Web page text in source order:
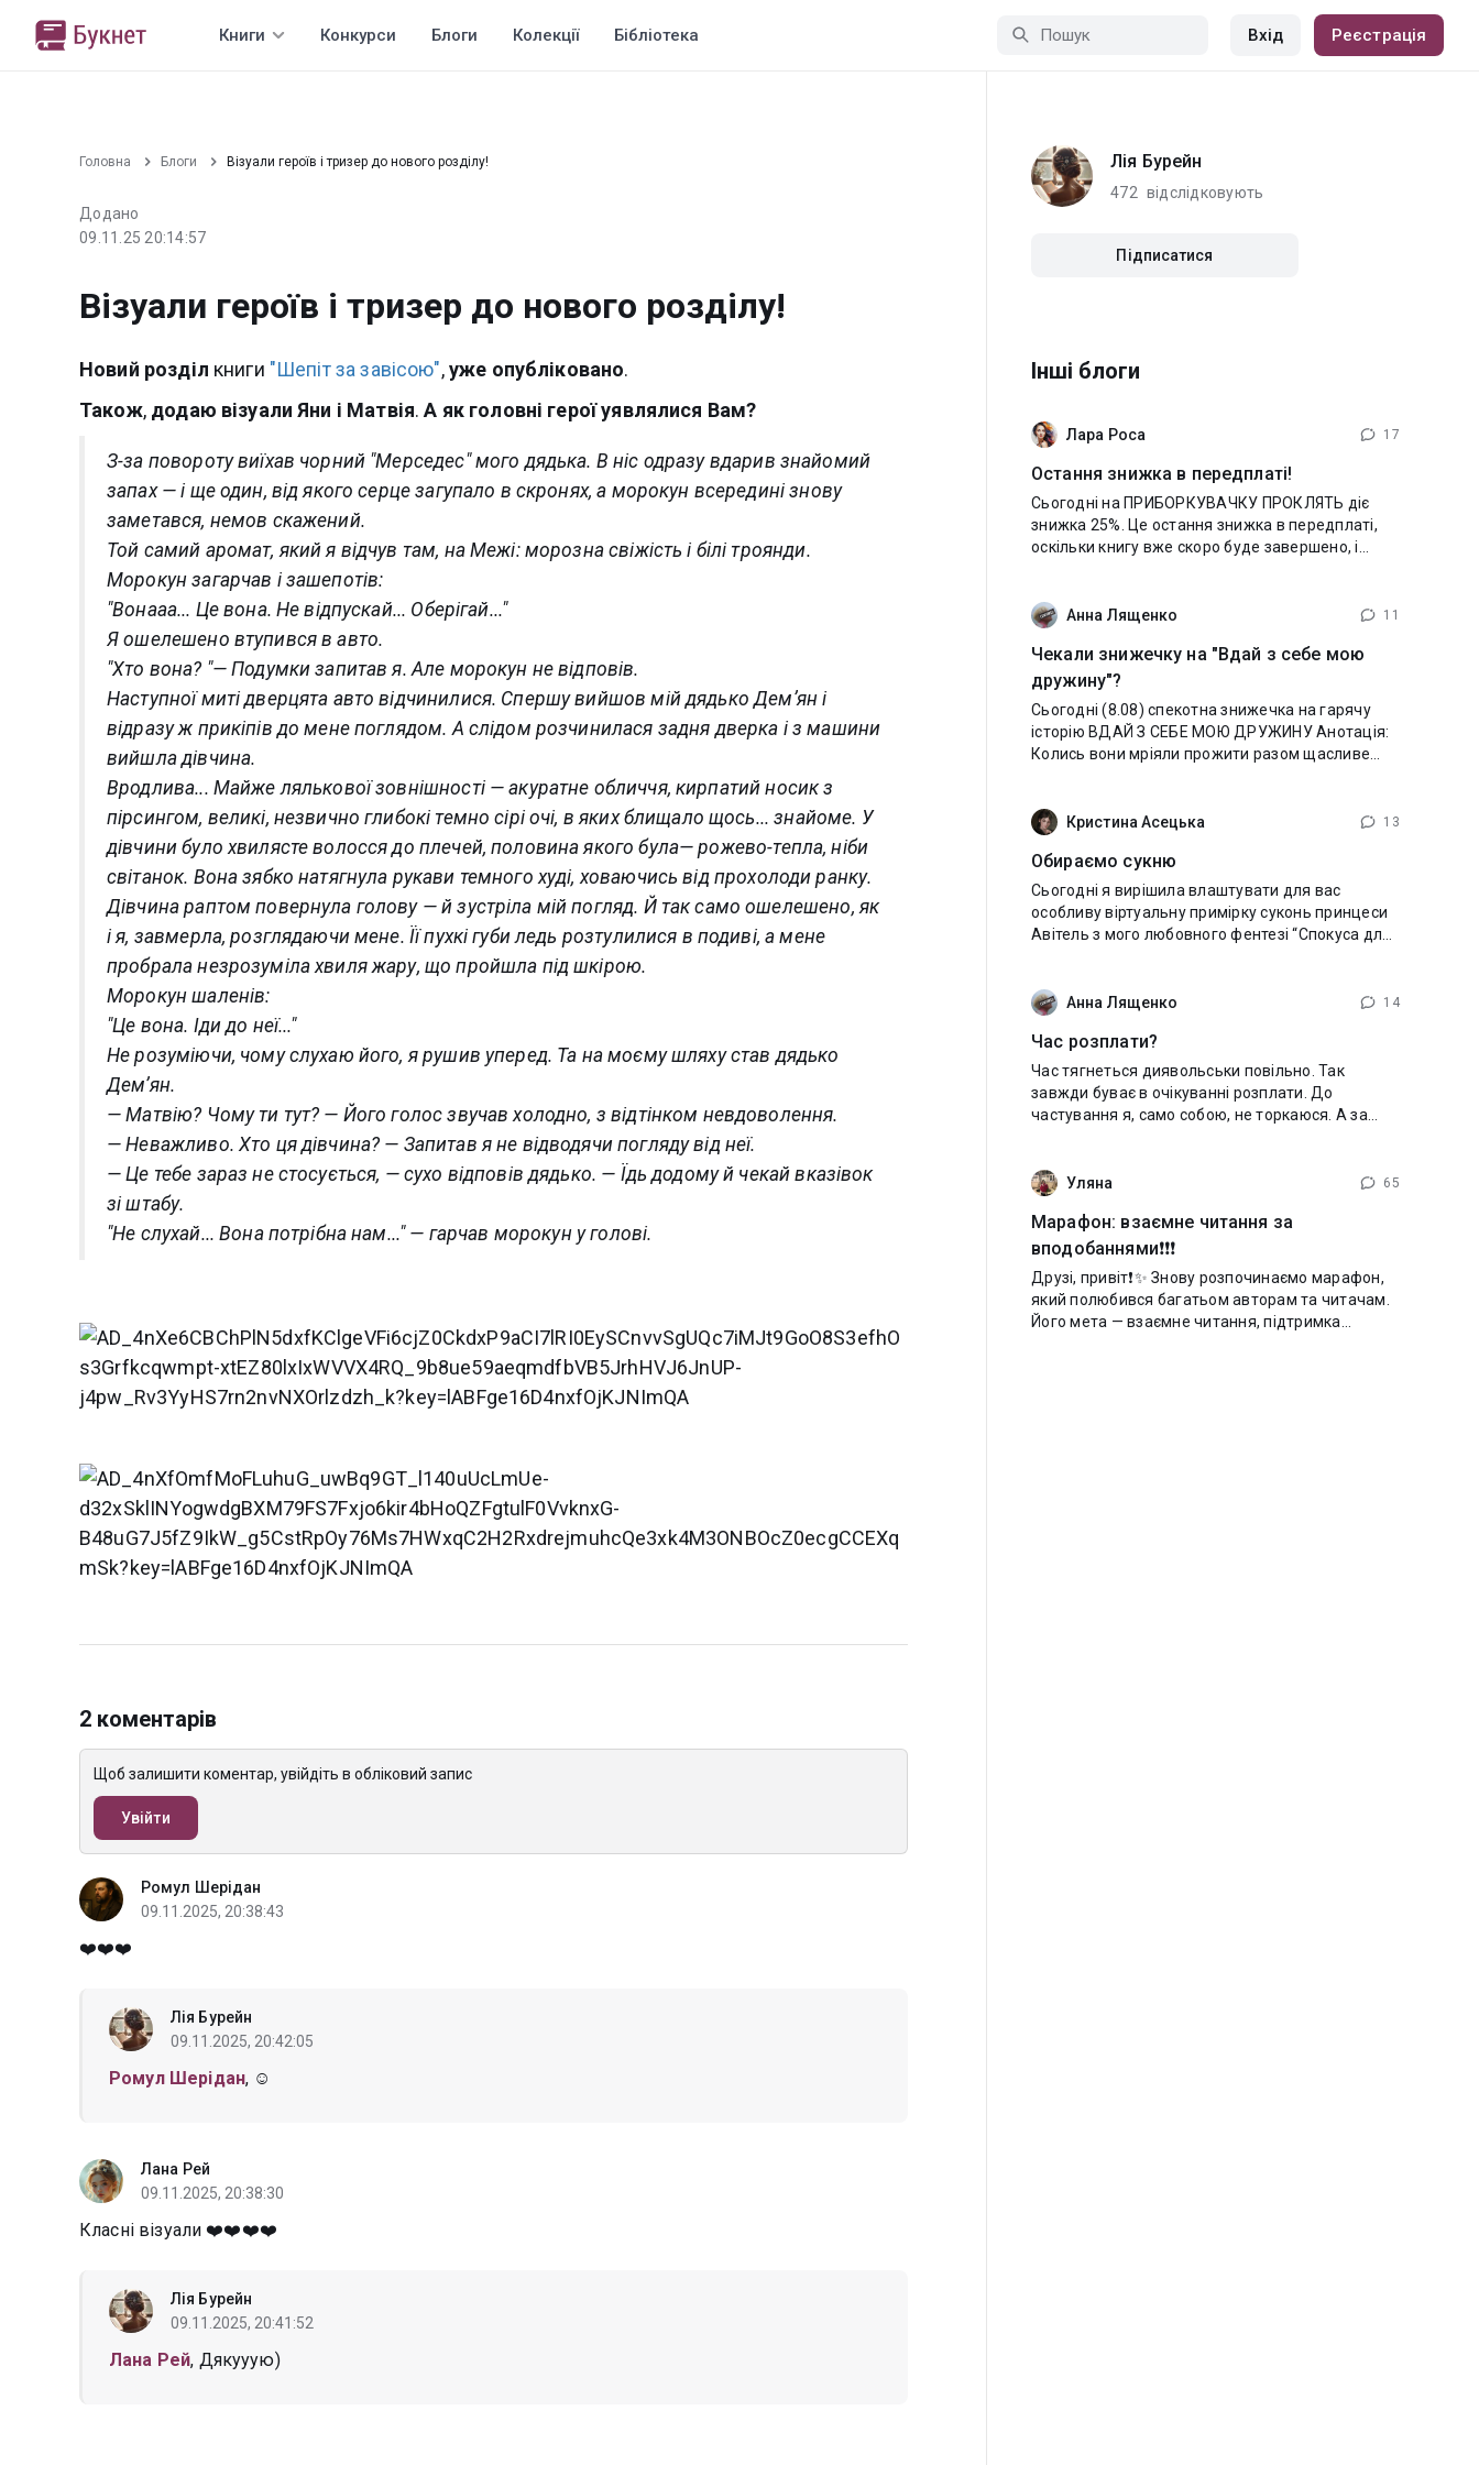
Книги Конкурси Блоги Колекції Бібліотека Вхід Реєстрація
Головна Блоги Візуали героїв і тризер до нового розділу!
Додано
09.11.25 20:14:57
Візуали героїв і тризер до нового розділу!
Новий розділ книги "Шепіт за завісою",уже опубліковано.
Також, додаю візуали Яни і Матвія.А як головні героїуявлялися Вам?
З-за повороту виїхав чорний "Мерседес" мого дядька. В ніс одразу вдарив знайомий
запах — і ще один, від якого серце загупало в скронях, а морокун всередині знову
заметався, немов скажений.
Той самий аромат, який я відчув там, на Межі: морозна свіжість і білі троянди.
Морокун загарчав і зашепотів:
"Вонааа... Це вона. Не відпускай... Оберігай..."
Я ошелешено втупився в авто.
"Хто вона? "— Подумки запитав я. Але морокун не відповів.
Наступної миті дверцята авто відчинилися. Спершу вийшов мій дядько Дем’ян і
відразу ж прикіпів до мене поглядом. А слідом розчинилася задня дверка і з машини
вийшла дівчина.
Вродлива... Майже лялькової зовнішності — акуратне обличчя, кирпатий носик з
пірсингом, великі, незвично глибокі темно сірі очі, в яких блищало щось... знайоме. У
дівчини було хвилясте волосся до плечей, половина якого була— рожево-тепла, ніби
світанок. Вона зябко натягнула рукави темного худі, ховаючись від прохолоди ранку.
Дівчина раптом повернула голову — й зустріла мій погляд. Й так само ошелешено, як
і я, завмерла, розглядаючи мене. Її пухкі губи ледь розтулилися в подиві, а мене
пробрала незрозуміла хвиля жару, що пройшла під шкірою.
Морокун шаленів:
"Це вона. Іди до неї..."
Не розуміючи, чому слухаю його, я рушив уперед. Та на моєму шляху став дядько
Дем’ян.
— Матвію? Чому ти тут? — Його голос звучав холодно, з відтінком невдоволення.
— Неважливо. Хто ця дівчина? — Запитав я не відводячи погляду від неї.
— Це тебе зараз не стосується, — сухо відповів дядько. — Їдь додому й чекай вказівок
зі штабу.
"Не слухай... Вона потрібна нам..." — гарчав морокун у голові.
2 коментарів
Щоб залишити коментар, увійдіть в обліковий запис
Увійти
Ромул Шерідан
09.11.2025, 20:38:43
❤️❤️❤️
Лія Бурейн
09.11.2025, 20:42:05
Ромул Шерідан, ☺️
Лана Рей
09.11.2025, 20:38:30
Класні візуали ❤️❤️❤️❤️
Лія Бурейн
09.11.2025, 20:41:52
Лана Рей, Дякууую)
Лія Бурейн
472 відслідковують
Підписатися
Інші блоги
Лара Роса 17
Остання знижка в передплаті!
Сьогодні на ПРИБОРКУВАЧКУ ПРОКЛЯТЬ діє
знижка 25%. Це остання знижка в передплаті,
оскільки книгу вже скоро буде завершено, і
захопливу гумористичну
Анна Лященко 11
Чекали знижечку на "Вдай з себе мою
дружину"?
Сьогодні (8.08) спекотна знижечка на гарячу
історію ВДАЙ З СЕБЕ МОЮ ДРУЖИНУ Анотація:
Колись вони мріяли прожити разом щасливе
Кристина Асецька
13
Обираємо сукню
Сьогодні я вирішила влаштувати для вас
особливу віртуальну примірку суконь принцеси
Авітель з мого любовного фентезі “Спокуса для
Анна Лященко
14
Час розплати?
Час тягнеться диявольськи повільно. Так
завжди буває в очікуванні розплати. До
частування я, само собою, не торкаюся. А за
Уляна
65
Марафон: взаємне читання за
вподобаннями❗️❗️❗️
Друзі, привіт❗️✨ Знову розпочинаємо марафон,
який полюбився багатьом авторам та читачам.
Його мета — взаємне читання, підтримка